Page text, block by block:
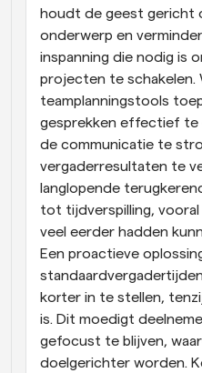
houdt de geest gericht
onderwerp en
inspanning die nodig is
projecten te schakelen.
teamplanningstools
gesprekken effectief te
de communicatie te
vergaderresultaten te
langlopende
tot tijdverspilling, vooral
veel eerder hadden
Een proactieve
korter in te stellen,
is. Dit moedigt
gefocust te blijven,
doelgerichter worden.